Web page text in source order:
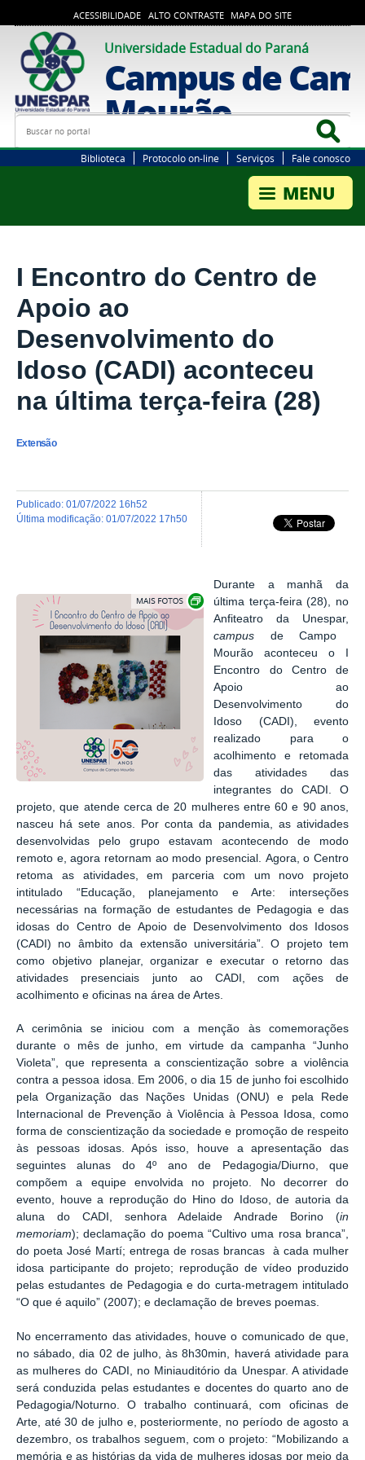
ACESSIBILIDADE ALTO CONTRASTE MAPA DO SITE
Universidade Estadual do Paraná
Campus de
Mourão
Busca
Biblioteca Protocolo on-line Serviços Fale conosco
I Encontro do Centro de
Apoio ao
Desenvolvimento do
Idoso (CADI) aconteceu
na última terça-feira (28)
Extensão
publicado: 01/07/2022 16h52
última modificação: 01/07/2022 17h50
Exibir carrossel de imagens
Durante a manhã da
última terça-feira (28), no
Anfiteatro da Unespar,
campus de Campo
Mourão aconteceu o I
Encontro do Centro de
Apoio ao
Desenvolvimento do
Idoso (CADI), evento
realizado para o
acolhimento e retomada
das atividades das
integrantes do CADI. O
projeto, que atende cerca de 20 mulheres entre 60 e 90 anos,
nasceu há sete anos. Por conta da pandemia, as atividades
desenvolvidas pelo grupo estavam acontecendo de modo
remoto e, agora retornam ao modo presencial. Agora, o Centro
retoma as atividades, em parceria com um novo projeto
intitulado “Educação, planejamento e Arte: interseções
necessárias na formação de estudantes de Pedagogia e das
idosas do Centro de Apoio de Desenvolvimento dos Idosos
(CADI) no âmbito da extensão universitária”. O projeto tem
como objetivo planejar, organizar e executar o retorno das
atividades presenciais junto ao CADI, com ações de
acolhimento e oficinas na área de Artes.
A cerimônia se iniciou com a menção às comemorações
durante o mês de junho, em virtude da campanha “Junho
Violeta”, que representa a conscientização sobre a violência
contra a pessoa idosa. Em 2006, o dia 15 de junho foi escolhido
pela Organização das Nações Unidas (ONU) e pela Rede
Internacional de Prevenção à Violência à Pessoa Idosa, como
forma de conscientização da sociedade e promoção de respeito
às pessoas idosas. Após isso, houve a apresentação das
seguintes alunas do 4º ano de Pedagogia/Diurno, que
compõem a equipe envolvida no projeto.
No decorrer do
evento, houve a reprodução do Hino do Idoso, de autoria da
aluna do CADI, senhora Adelaide Andrade Borino (in
memoriam); declamação do poema “Cultivo uma rosa branca”,
do poeta José Martí; entrega de rosas brancas à cada mulher
idosa participante do projeto; reprodução de vídeo produzido
pelas estudantes de Pedagogia e do curta-metragem intitulado
“O que é aquilo” (2007); e declamação de breves poemas.
No encerramento das atividades, houve o comunicado de que,
no sábado, dia 02 de julho, às 8h30min, haverá atividade para
as mulheres do CADI, no Miniauditório da Unespar. A atividade
será conduzida pelas estudantes e docentes do quarto ano de
Pedagogia/Noturno. O trabalho continuará, com oficinas de
Arte, até 30 de julho e, posteriormente, no período de agosto a
dezembro, os trabalhos seguem, com o projeto: “Mobilizando a
memória e as histórias da vida de mulheres idosas por meio da